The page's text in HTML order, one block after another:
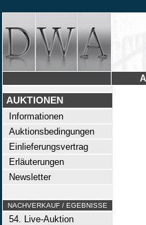
AUKTIONEN
Informationen
Auktionsbedingungen
Einlieferungsvertrag
Erläuterungen
Newsletter
NACHVERKAUF / EGEBNISSE
54. Live-Auktion